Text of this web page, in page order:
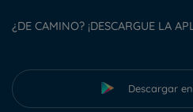
¿DE CAMINO? ¡DESCARGUE LA
Descargar